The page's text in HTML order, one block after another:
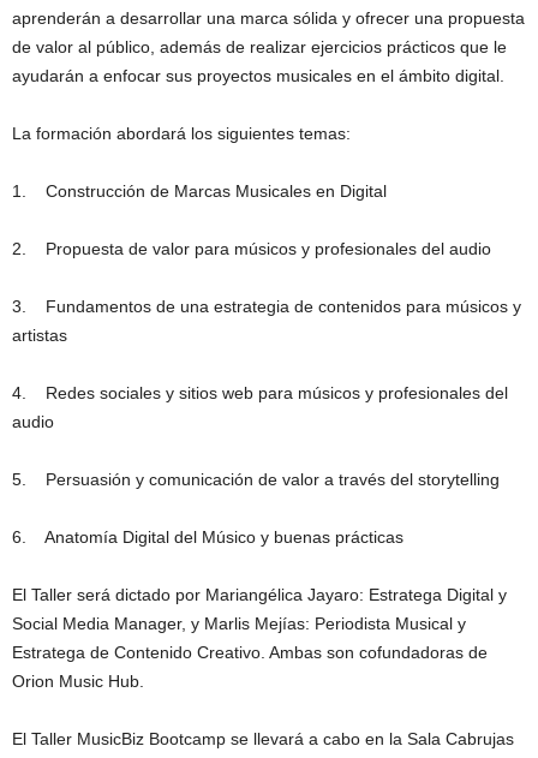
aprenderán a desarrollar una marca sólida y ofrecer una propuesta
de valor al público, además de realizar ejercicios prácticos que le
ayudarán a enfocar sus proyectos musicales en el ámbito digital.
La formación abordará los siguientes temas:
1. Construcción de Marcas Musicales en Digital
2. Propuesta de valor para músicos y profesionales del audio
3. Fundamentos de una estrategia de contenidos para músicos y
artistas
4. Redes sociales y sitios web para músicos y profesionales del
audio
5. Persuasión y comunicación de valor a través del storytelling
6. Anatomía Digital del Músico y buenas prácticas
El Taller será dictado por Mariangélica Jayaro: Estratega Digital y
Social Media Manager, y Marlis Mejías: Periodista Musical y
Estratega de Contenido Creativo. Ambas son cofundadoras de
Orion Music Hub.
El Taller MusicBiz Bootcamp se llevará a cabo en la Sala Cabrujas